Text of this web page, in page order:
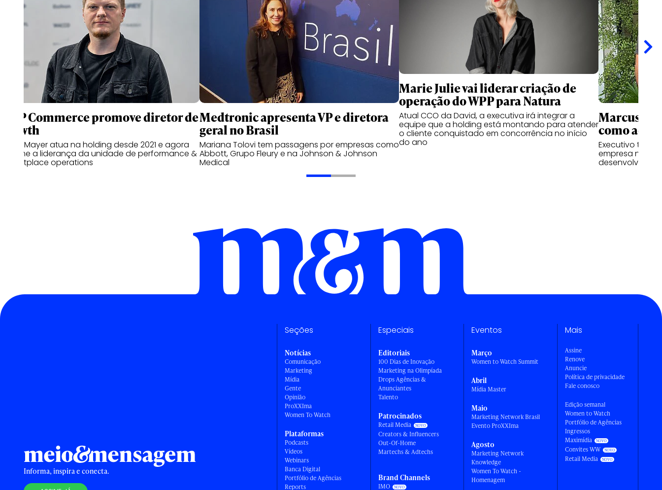
WPP Commerce promove diretor de
growth
Bruno Mayer atua na holding desde 2021 e agora
assume a liderança da unidade de performance &
marketplace operations
Medtronic apresenta VP e diretora
geral no Brasil
Mariana Tolovi tem passagens por empresas como
Abbott, Grupo Fleury e na Johnson & Johnson
Medical
Marie Julie vai liderar criação de
operação do WPP para Natura
Atual CCO da David, a executiva irá integrar a
equipe que a holding está montando para atender
o cliente conquistado em concorrência no início
do ano
Marcus
como
Executivo tem
empresa nas
Informa, inspira e conecta.
Seções
Notícias
Comunicação
Marketing
Mídia
Gente
Opinião
ProXXIma
Women To Watch
Plataformas
Podcasts
Vídeos
Webinars
Banca Digital
Portfólio de Agências
Reports
Especiais
Editoriais
100 Dias de Inovação
Marketing na Olimpíada
Drops Agências &
Anunciantes
Talento
Patrocinados
Retail Media
Creators & Influencers
Out-Of-Home
Martechs & Adtechs
Brand Channels
IMO
Eventos
Março
Women to Watch Summit
Abril
Mídia Master
Maio
Marketing Network Brasil
Evento ProXXIma
Agosto
Marketing Network
Knowledge
Women To Watch -
Homenagem
Mais
Assine
Renove
Anuncie
Política de privacidade
Fale conosco
Edição semanal
Women to Watch
Portfólio de Agências
Ingressos
Maximídia
Convites WW
Retail Media